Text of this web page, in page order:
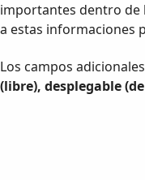
importantes dentro de
a estas informaciones
Los campos
(libre), desplegable